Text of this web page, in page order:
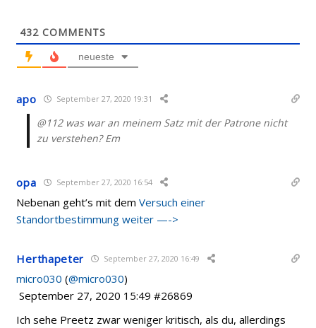
432 COMMENTS
neueste
apo September 27, 2020 19:31
@112 was war an meinem Satz mit der Patrone nicht
zu verstehen? Em
opa September 27, 2020 16:54
Nebenan geht’s mit demVersuch einer
Standortbestimmung weiter —->
Herthapeter September 27, 2020 16:49
micro030 (@micro030)
September 27, 2020 15:49 #26869
Ich sehe Preetz zwar weniger kritisch, als du, allerdings